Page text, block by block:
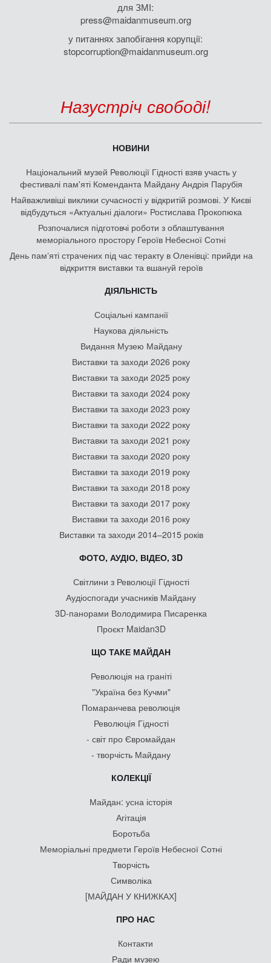
для ЗМІ:
press@maidanmuseum.org
у питаннях запобігання корупції:
stopcorruption@maidanmuseum.org
Назустріч свободі!
НОВИНИ
Національний музей Революції Гідності взяв участь у
фестивалі пам'яті Коменданта Майдану Андрія Парубія
Найважливіші виклики сучасності у відкритій розмові. У Києві
відбудуться «Актуальні діалоги» Ростислава Прокопюка
Розпочалися підготовчі роботи з облаштування
меморіального простору Героїв Небесної Сотні
День памʼяті страчених під час теракту в Оленівці: прийди на
відкриття виставки та вшануй героїв
ДІЯЛЬНІСТЬ
Соціальні кампанії
Наукова діяльність
Видання Музею Майдану
Виставки та заходи 2026 року
Виставки та заходи 2025 року
Виставки та заходи 2024 року
Виставки та заходи 2023 року
Виставки та заходи 2022 року
Виставки та заходи 2021 року
Виставки та заходи 2020 року
Виставки та заходи 2019 року
Виставки та заходи 2018 року
Виставки та заходи 2017 року
Виставки та заходи 2016 року
Виставки та заходи 2014–2015 років
ФОТО, АУДІО, ВІДЕО, 3D
Світлини з Революції Гідності
Аудіоспогади учасників Майдану
3D-панорами Володимира Писаренка
Проєкт Maidan3D
ЩО ТАКЕ МАЙДАН
Революція на граніті
"Україна без Кучми"
Помаранчева революція
Революція Гідності
- світ про Євромайдан
- творчість Майдану
КОЛЕКЦІЇ
Майдан: усна історія
Агітація
Боротьба
Меморіальні предмети Героїв Небесної Сотні
Творчість
Символіка
[МАЙДАН У КНИЖКАХ]
ПРО НАС
Контакти
Ради музею